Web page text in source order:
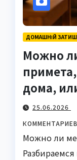
ДОМАШНІЙ
Можно
дома,
25.06.2026
КОММЕНТАРИЕВ
Можно ли